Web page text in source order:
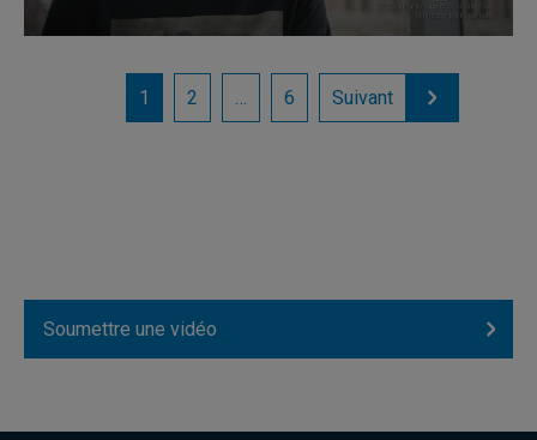
1 2 … 6 Suivant
Soumettre une vidéo